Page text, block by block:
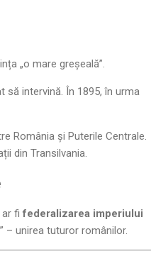
„o mare greșeală”.
să intervină. În 1895, în urma
România și Puterile Centrale.
din Transilvania.
ar fifederalizarea imperiului
– unirea tuturor românilor.